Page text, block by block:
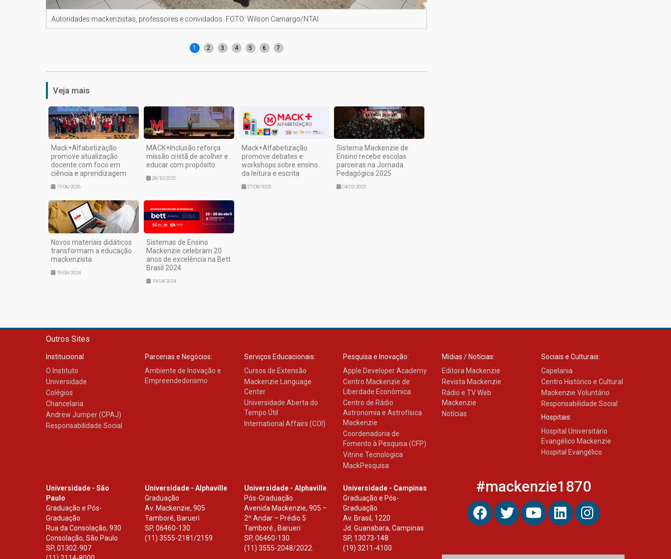
Autoridades mackenzistas, professores e convidados. FOTO: Wilson Camargo/NTAI
1 2 3 4 5 6 7
Veja mais
Mack+Alfabetização
promove atualização
docente com foco em
ciência e aprendizagem
17/06/2026
MACK+Inclusão reforça
missão cristã de acolher e
educar com propósito
28/10/2025
Mack+Alfabetização
promove debates e
workshops sobre ensino
da leitura e escrita
27/08/2025
Sistema Mackenzie de
Ensino recebe escolas
parceiras na Jornada
Pedagógica 2025
04/02/2025
Novos materiais didáticos
transformam a educação
mackenzista
19/06/2024
Sistemas de Ensino
Mackenzie celebram 20
anos de excelência na Bett
Brasil 2024
19/04/2024
Outros Sites
Institucional
O Instituto
Universidade
Colégios
Chancelaria
Andrew Jumper (CPAJ)
Responsabilidade Social
Parcerias e Negócios:
Ambiente de Inovação e
Empreendedorismo
Serviços Educacionais:
Cursos de Extensão
Mackenzie Language
Center
Universidade Aberta do
Tempo Útil
International Affairs (COI)
Pesquisa e Inovação:
Apple Developer Academy
Centro Mackenzie de
Liberdade Econômica
Centro de Rádio
Astronomia e Astrofísica
Mackenzie
Coordenadoria de
Fomento à Pesquisa (CFP)
Vitrine Tecnologica
MackPesquisa
Mídias / Notícias:
Editora Mackenzie
Revista Mackenzie
Rádio e TV Web
Mackenzie
Notícias
Sociais e Culturais:
Capelania
Centro Histórico e Cultural
Mackenzie Voluntário
Responsabilidade Social
Hospitais:
Hospital Universitário
Evangélico Mackenzie
Hospital Evangélico
Universidade - São
Paulo
Graduação e Pós-
Graduação
Rua da Consolação, 930
Consolação, São Paulo
SP, 01302-907
Universidade - Alphaville
Graduação
Av. Mackenzie, 905
Tamboré, Barueri
SP,06460-130
(11) 3555-2181/2159
Universidade - Alphaville
Pós-Graduação
Avenida Mackenzie, 905 –
2º Andar – Prédio 5
Tamboré , Barueri
SP, 06460-130
(11) 3555-2048/2022.
Universidade - Campinas
Graduação e Pós-
Graduação
Av. Brasil, 1220
Jd. Guanabara, Campinas
SP, 13073-148
(19) 3211-4100
#mackenzie1870